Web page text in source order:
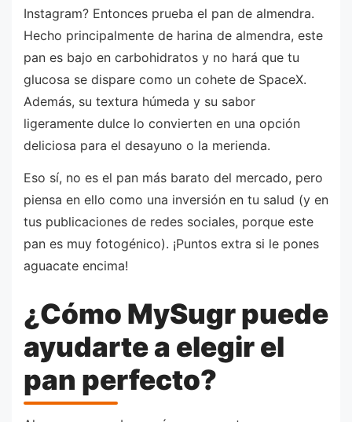
Instagram? Entonces prueba el pan de almendra.
Hecho principalmente de harina de almendra, este
pan es bajo en carbohidratos y no hará que tu
glucosa se dispare como un cohete de SpaceX.
Además, su textura húmeda y su sabor
ligeramente dulce lo convierten en una opción
deliciosa para el desayuno o la merienda.
Eso sí, no es el pan más barato del mercado, pero
piensa en ello como una inversión en tu salud (y en
tus publicaciones de redes sociales, porque este
pan es muy fotogénico). ¡Puntos extra si le pones
aguacate encima!
¿Cómo MySugr puede
ayudarte a elegir el
pan perfecto?